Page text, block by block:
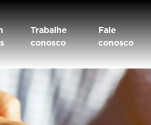
Trabalhe
conosco
Fale
conosco